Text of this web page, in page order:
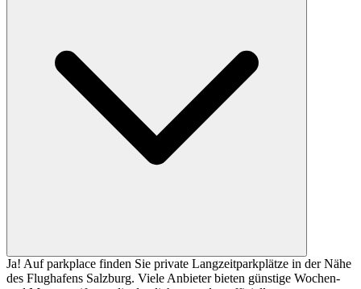
Ja! Auf parkplace finden Sie private Langzeitparkplätze in der Nähe
des Flughafens Salzburg. Viele Anbieter bieten günstige Wochen-